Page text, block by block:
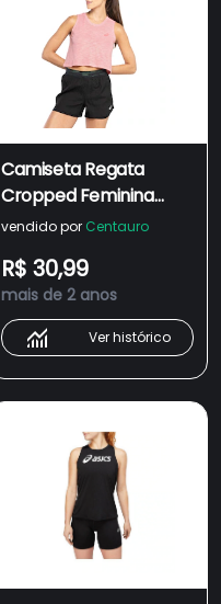
Camiseta Regata
Cropped Feminina
ASICS
vendido por Centauro
R$ 30,99
mais de 2 anos
Ver histórico